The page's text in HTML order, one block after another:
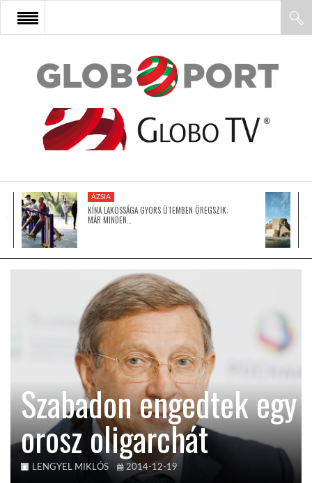
FŐOLDAL
AFRIKA
ÁZSIA
KÖZEL-KELET
A VILÁG ITTHON
ÁZSIA
KÍNA LAKOSSÁGA GYORS ÜTEMBEN ÖREGSZIK:
MÁR MINDEN…
Szabadon engedtek egy
orosz oligarchát
LENGYEL MIKLÓS 2014-12-19